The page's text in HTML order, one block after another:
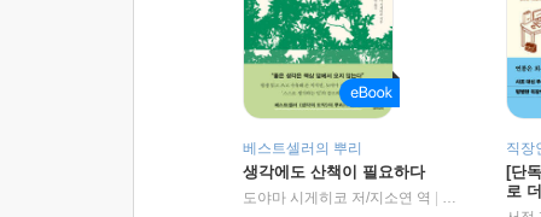
베스트셀러의 뿌리
생각에도 산책이 필요하다
도야마 시게히코 저/지소연 역
알에이치코리
직장
[단
로